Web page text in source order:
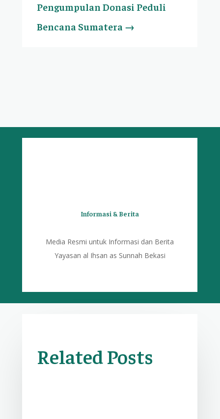
Pengumpulan Donasi Peduli
Bencana Sumatera →
Informasi & Berita
Media Resmi untuk Informasi dan Berita
Yayasan al Ihsan as Sunnah Bekasi
Related Posts